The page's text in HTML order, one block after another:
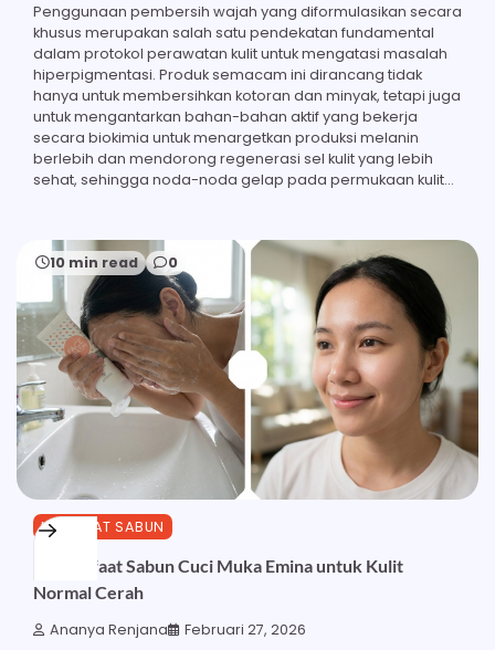
Penggunaan pembersih wajah yang diformulasikan secara
khusus merupakan salah satu pendekatan fundamental
dalam protokol perawatan kulit untuk mengatasi masalah
hiperpigmentasi. Produk semacam ini dirancang tidak
hanya untuk membersihkan kotoran dan minyak, tetapi juga
untuk mengantarkan bahan-bahan aktif yang bekerja
secara biokimia untuk menargetkan produksi melanin
berlebih dan mendorong regenerasi sel kulit yang lebih
sehat, sehingga noda-noda gelap pada permukaan kulit…
10 min read 0
MANFAAT SABUN
30 Manfaat Sabun Cuci Muka Emina untuk Kulit
Normal Cerah
Ananya Renjana Februari 27, 2026